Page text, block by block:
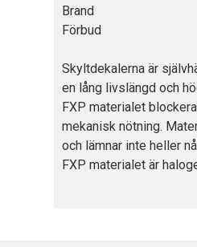
Brand
Förbud
Skyltdekalerna är
en lång livslängd och
FXP materialet
mekanisk nötning.
och lämnar inte heller
FXP materialet är